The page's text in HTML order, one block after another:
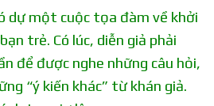
dự một cuộc tọa đàm về khởi
trẻ. Có lúc, diễn giả phải
để được nghe những câu hỏi,
“ý kiến khác” từ khán giả.